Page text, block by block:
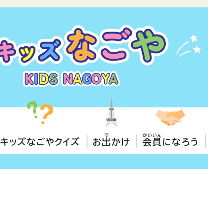
キッズなごやクイズ お出
で
かけ 会員
かいいん
になろう